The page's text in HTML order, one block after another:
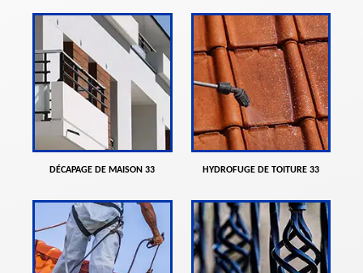
DÉCAPAGE DE MAISON 33 HYDROFUGE DE TOITURE 33